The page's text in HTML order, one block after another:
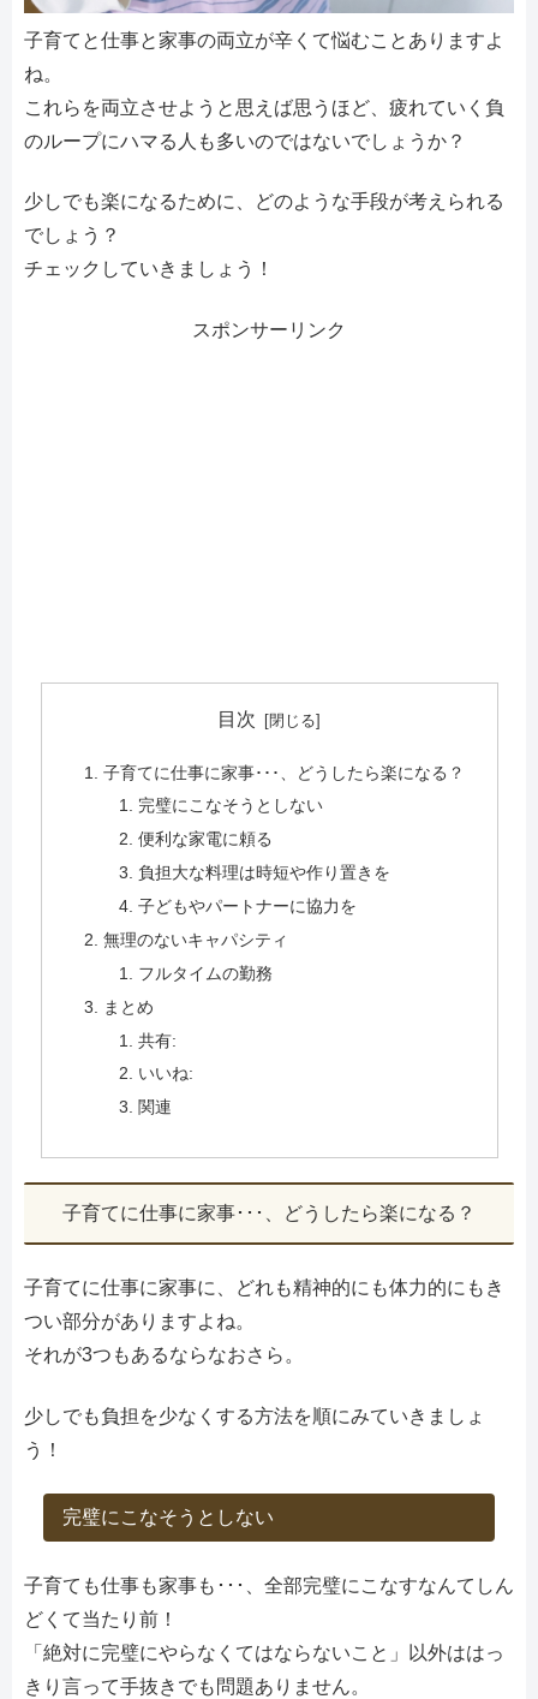
子育てと仕事と家事の両立が辛くて悩むことありますよ
ね。
これらを両立させようと思えば思うほど、疲れていく負
のループにハマる人も多いのではないでしょうか？
少しでも楽になるために、どのような手段が考えられる
でしょう？
チェックしていきましょう！
スポンサーリンク
目次
子育てに仕事に家事･･･、どうしたら楽になる？
完璧にこなそうとしない
便利な家電に頼る
負担大な料理は時短や作り置きを
子どもやパートナーに協力を
無理のないキャパシティ
フルタイムの勤務
まとめ
共有:
いいね:
関連
子育てに仕事に家事･･･、どうしたら楽になる？
子育てに仕事に家事に、どれも精神的にも体力的にもき
つい部分がありますよね。
それが3つもあるならなおさら。
少しでも負担を少なくする方法を順にみていきましょ
う！
完璧にこなそうとしない
子育ても仕事も家事も･･･、全部完璧にこなすなんてしん
どくて当たり前！
「絶対に完璧にやらなくてはならないこと」以外ははっ
きり言って手抜きでも問題ありません。